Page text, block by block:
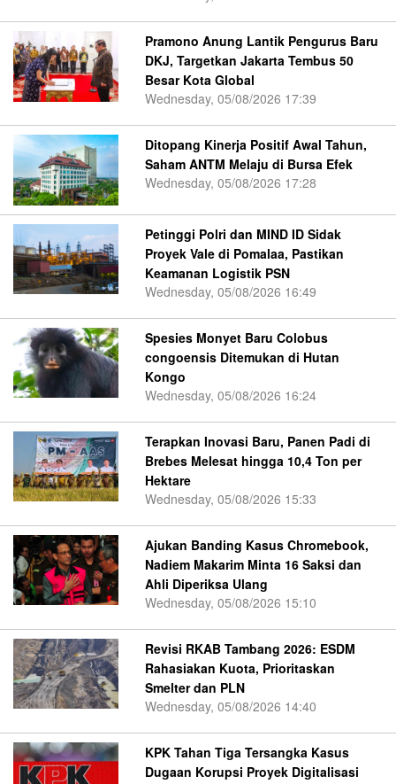
Pramono Anung Lantik Pengurus Baru
DKJ, Targetkan Jakarta Tembus 50
Besar Kota Global
Wednesday, 05/08/2026 17:39
Ditopang Kinerja Positif Awal Tahun,
Saham ANTM Melaju di Bursa Efek
Wednesday, 05/08/2026 17:28
Petinggi Polri dan MIND ID Sidak
Proyek Vale di Pomalaa, Pastikan
Keamanan Logistik PSN
Wednesday, 05/08/2026 16:49
Spesies Monyet Baru Colobus
congoensis Ditemukan di Hutan
Kongo
Wednesday, 05/08/2026 16:24
Terapkan Inovasi Baru, Panen Padi di
Brebes Melesat hingga 10,4 Ton per
Hektare
Wednesday, 05/08/2026 15:33
Ajukan Banding Kasus Chromebook,
Nadiem Makarim Minta 16 Saksi dan
Ahli Diperiksa Ulang
Wednesday, 05/08/2026 15:10
Revisi RKAB Tambang 2026: ESDM
Rahasiakan Kuota, Prioritaskan
Smelter dan PLN
Wednesday, 05/08/2026 14:40
KPK Tahan Tiga Tersangka Kasus
Dugaan Korupsi Proyek Digitalisasi